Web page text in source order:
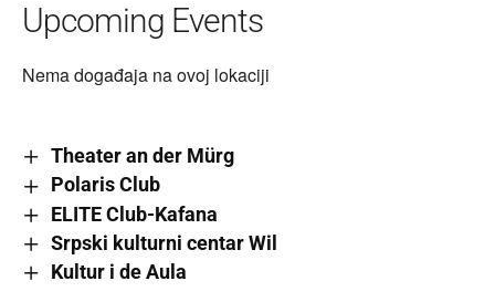
Upcoming Events
Nema događaja na ovoj lokaciji
Theater an der Mürg
Polaris Club
ELITE Club-Kafana
Srpski kulturni centar Wil
Kultur i de Aula